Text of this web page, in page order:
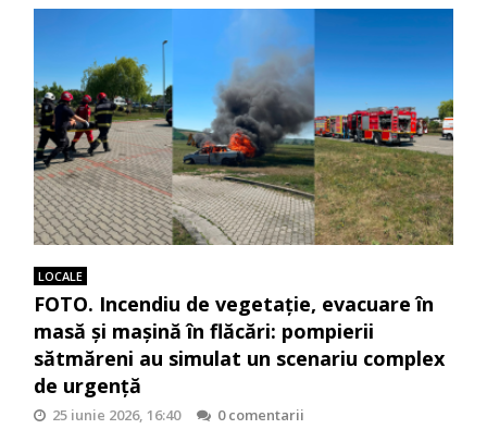
LOCALE
FOTO. Incendiu de vegetație, evacuare în
masă și mașină în flăcări: pompierii
sătmăreni au simulat un scenariu complex
de urgență
25 iunie 2026, 16:40
0 comentarii